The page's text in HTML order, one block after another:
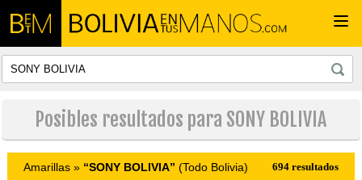
Posibles resultados para SONY BOLIVIA
Amarillas » “SONY BOLIVIA” (Todo Bolivia) 694 resultados